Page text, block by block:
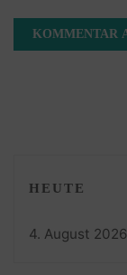
HEUTE
4. August